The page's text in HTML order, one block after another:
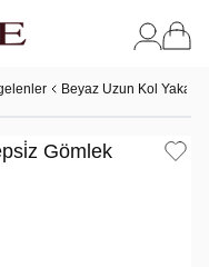
Beyaz Uzun Kol Yaka
Gömlek